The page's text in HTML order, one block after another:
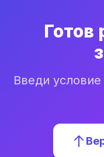
Введи